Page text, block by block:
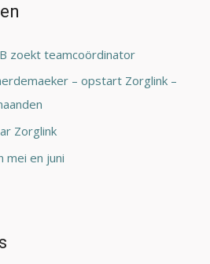
zoekt teamcoördinator
– opstart Zorglink –
Zorglink
mei en juni